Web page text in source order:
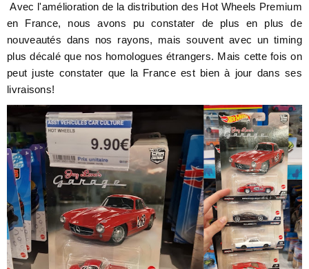
Avec l'amélioration de la distribution des Hot Wheels Premium
en France, nous avons pu constater de plus en plus de
nouveautés dans nos rayons, mais souvent avec un timing
plus décalé que nos homologues étrangers. Mais cette fois on
peut juste constater que la France est bien à jour dans ses
livraisons!